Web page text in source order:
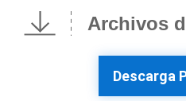
Archivos
Descarga